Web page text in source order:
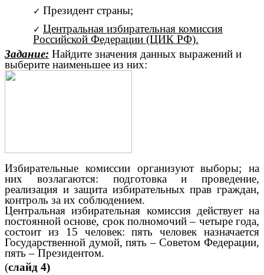
Президент страны;
Центральная избирательная комиссия
Российской Федерации (ЦИК РФ).
Задание: Найдите значения данных выражений и
выберите наименьшее из них:
Избирательные комиссии организуют выборы; на
них возлагаются: подготовка и проведение,
реализация и защита избирательных прав граждан,
контроль за их соблюдением.
Центральная избирательная комиссия действует на
постоянной основе, срок полномочий – четыре года,
состоит из 15 человек: пять человек назначается
Государственной думой, пять – Советом Федерации,
пять – Президентом.
(слайд 4)